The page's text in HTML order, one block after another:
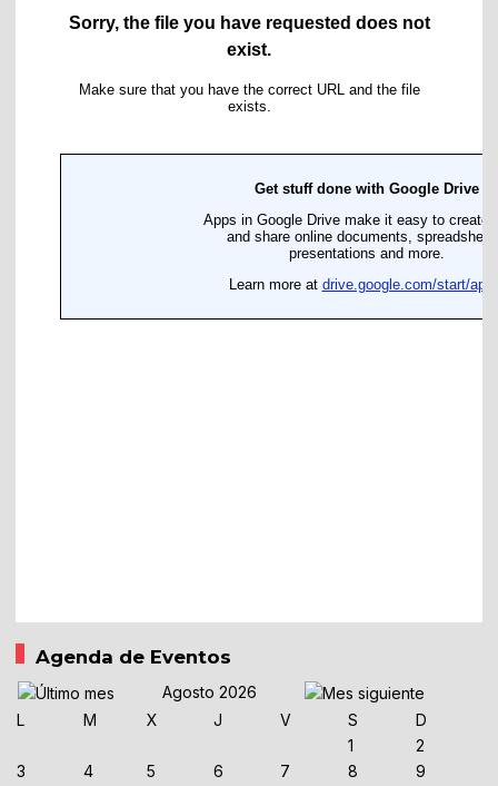
Agenda de Eventos
Agosto 2026
L
M X J V S
D
1
2
3
4 5 6 7 8
9